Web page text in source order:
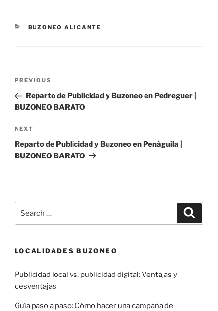
CATEGORIES
BUZONEO ALICANTE
Previous
Post
PREVIOUS
Reparto de Publicidad y Buzoneo en Pedreguer |
BUZONEO BARATO
Next
Post
NEXT
Reparto de Publicidad y Buzoneo en Penàguila |
BUZONEO BARATO
for:
LOCALIDADES BUZONEO
Publicidad local vs. publicidad digital: Ventajas y
desventajas
Guía paso a paso: Cómo hacer una campaña de